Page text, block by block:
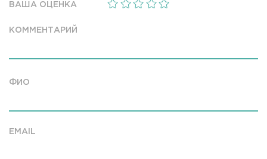
ВАША ОЦЕНКА
КОММЕНТАРИЙ
ФИО
EMAIL